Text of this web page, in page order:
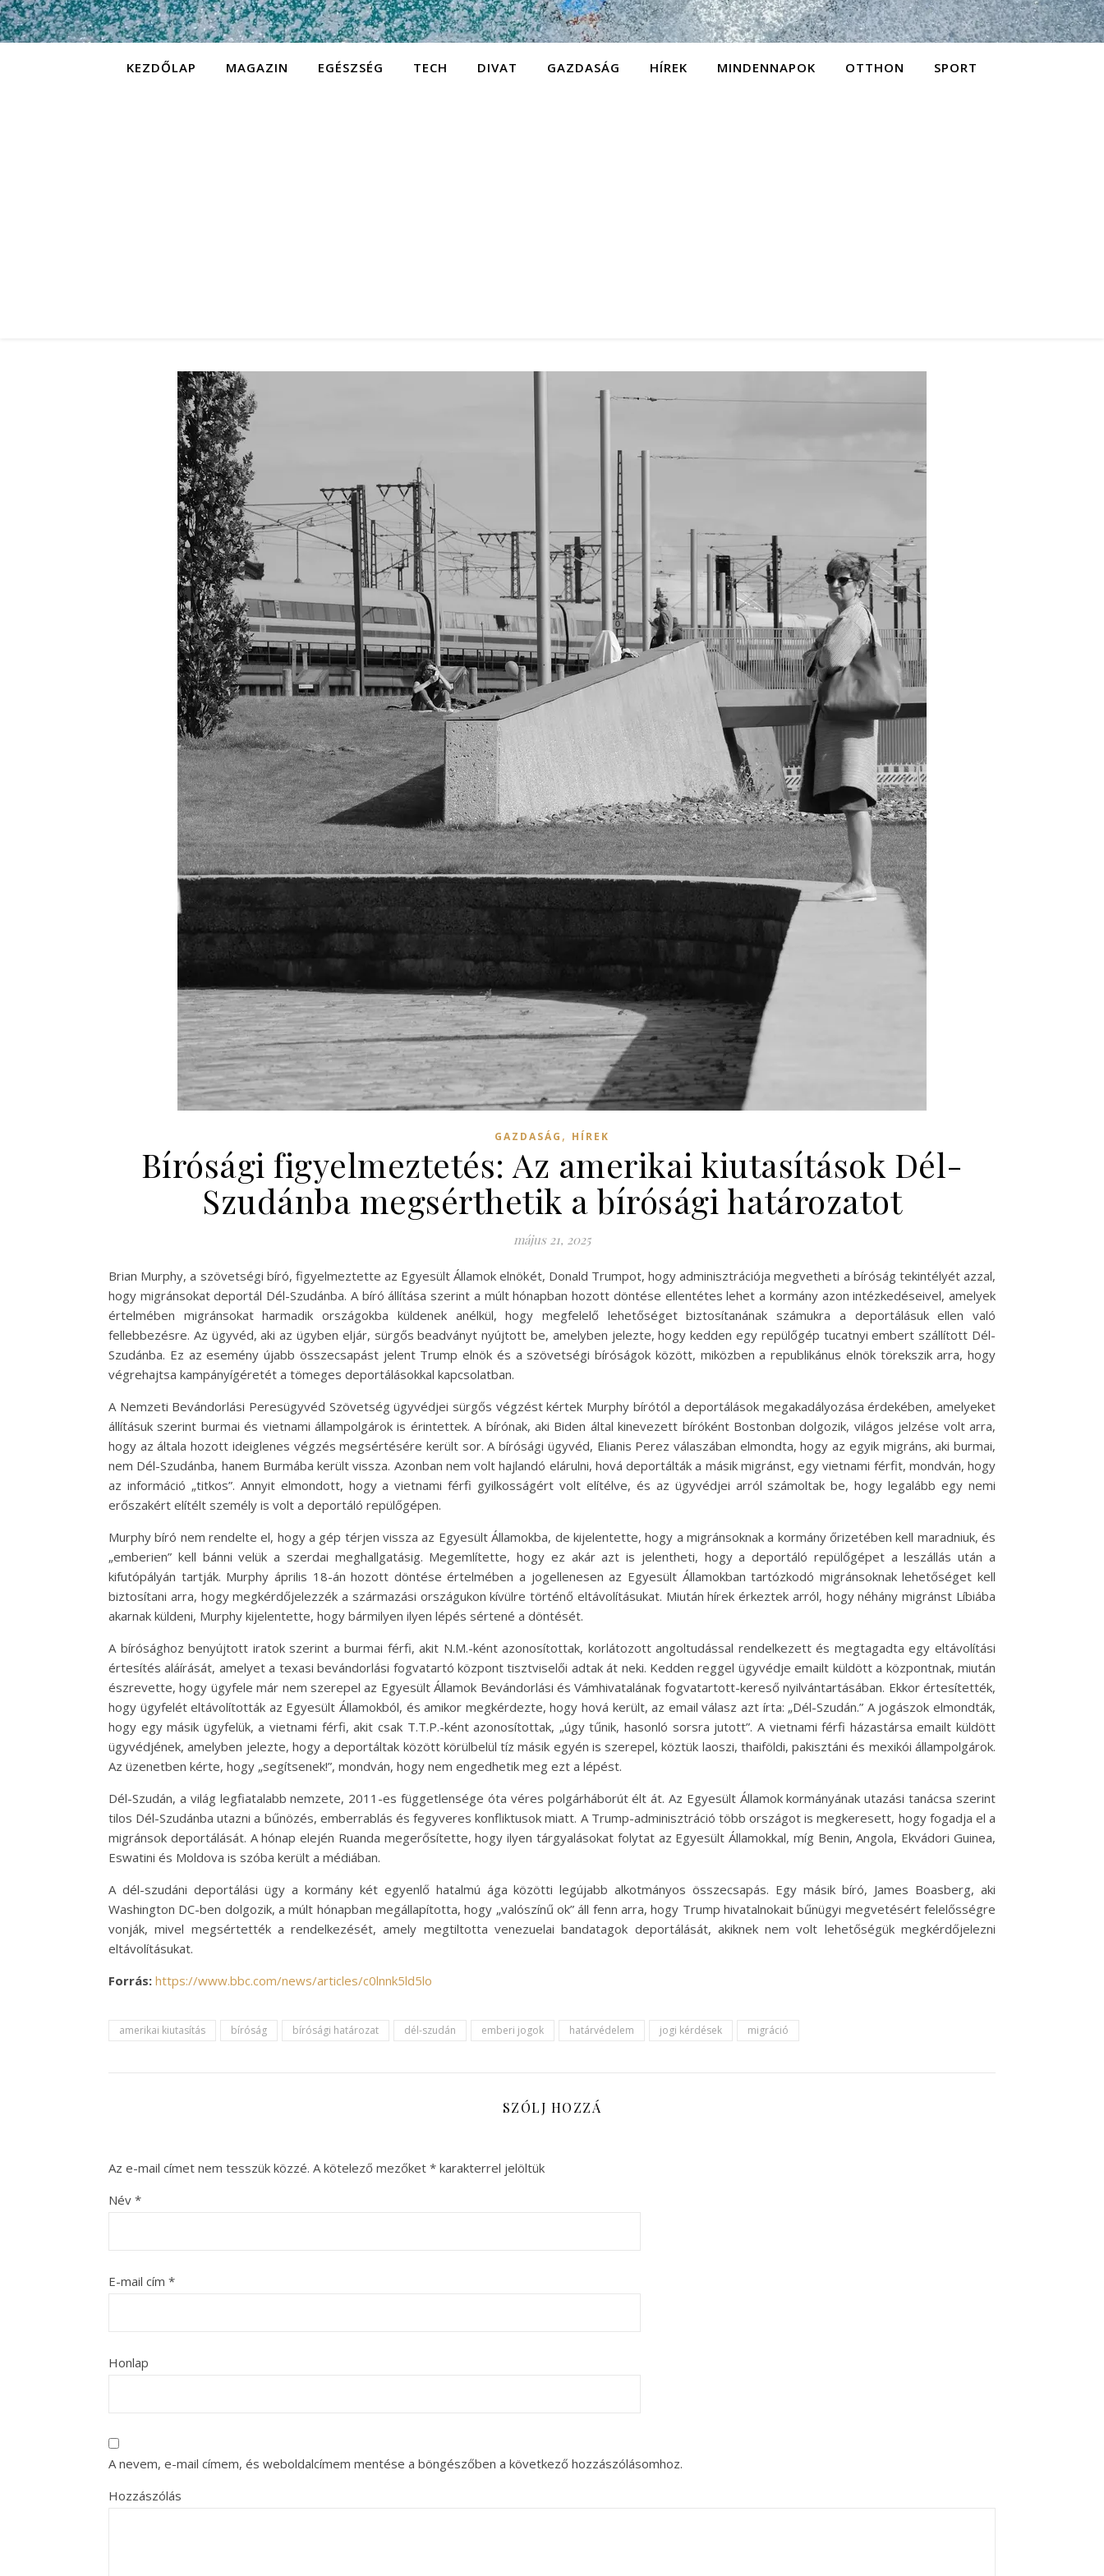
KEZDŐLAP MAGAZIN EGÉSZSÉG TECH DIVAT GAZDASÁG HÍREK MINDENNAPOK OTTHON SPORT
GAZDASÁG , HÍREK
Bírósági figyelmeztetés: Az amerikai kiutasítások Dél-
Szudánba megsérthetik a bírósági határozatot
május 21, 2025
Brian Murphy, a szövetségi bíró, figyelmeztette az Egyesült Államok elnökét, Donald Trumpot, hogy adminisztrációja megvetheti a bíróság tekintélyét azzal,
hogy migránsokat deportál Dél-Szudánba. A bíró állítása szerint a múlt hónapban hozott döntése ellentétes lehet a kormány azon intézkedéseivel, amelyek
értelmében migránsokat harmadik országokba küldenek anélkül, hogy megfelelő lehetőséget biztosítanának számukra a deportálásuk ellen való
fellebbezésre. Az ügyvéd, aki az ügyben eljár, sürgős beadványt nyújtott be, amelyben jelezte, hogy kedden egy repülőgép tucatnyi embert szállított Dél-
Szudánba. Ez az esemény újabb összecsapást jelent Trump elnök és a szövetségi bíróságok között, miközben a republikánus elnök törekszik arra, hogy
végrehajtsa kampányígéretét a tömeges deportálásokkal kapcsolatban.
A Nemzeti Bevándorlási Peresügyvéd Szövetség ügyvédjei sürgős végzést kértek Murphy bírótól a deportálások megakadályozása érdekében, amelyeket
állításuk szerint burmai és vietnami állampolgárok is érintettek. A bírónak, aki Biden által kinevezett bíróként Bostonban dolgozik, világos jelzése volt arra,
hogy az általa hozott ideiglenes végzés megsértésére került sor. A bírósági ügyvéd, Elianis Perez válaszában elmondta, hogy az egyik migráns, aki burmai,
nem Dél-Szudánba, hanem Burmába került vissza. Azonban nem volt hajlandó elárulni, hová deportálták a másik migránst, egy vietnami férfit, mondván, hogy
az információ „titkos”. Annyit elmondott, hogy a vietnami férfi gyilkosságért volt elítélve, és az ügyvédjei arról számoltak be, hogy legalább egy nemi
erőszakért elítélt személy is volt a deportáló repülőgépen.
Murphy bíró nem rendelte el, hogy a gép térjen vissza az Egyesült Államokba, de kijelentette, hogy a migránsoknak a kormány őrizetében kell maradniuk, és
„emberien” kell bánni velük a szerdai meghallgatásig. Megemlítette, hogy ez akár azt is jelentheti, hogy a deportáló repülőgépet a leszállás után a
kifutópályán tartják. Murphy április 18-án hozott döntése értelmében a jogellenesen az Egyesült Államokban tartózkodó migránsoknak lehetőséget kell
biztosítani arra, hogy megkérdőjelezzék a származási országukon kívülre történő eltávolításukat. Miután hírek érkeztek arról, hogy néhány migránst Líbiába
akarnak küldeni, Murphy kijelentette, hogy bármilyen ilyen lépés sértené a döntését.
A bírósághoz benyújtott iratok szerint a burmai férfi, akit N.M.-ként azonosítottak, korlátozott angoltudással rendelkezett és megtagadta egy eltávolítási
értesítés aláírását, amelyet a texasi bevándorlási fogvatartó központ tisztviselői adtak át neki. Kedden reggel ügyvédje emailt küldött a központnak, miután
észrevette, hogy ügyfele már nem szerepel az Egyesült Államok Bevándorlási és Vámhivatalának fogvatartott-kereső nyilvántartásában. Ekkor értesítették,
hogy ügyfelét eltávolították az Egyesült Államokból, és amikor megkérdezte, hogy hová került, az email válasz azt írta: „Dél-Szudán.” A jogászok elmondták,
hogy egy másik ügyfelük, a vietnami férfi, akit csak T.T.P.-ként azonosítottak, „úgy tűnik, hasonló sorsra jutott”. A vietnami férfi házastársa emailt küldött
ügyvédjének, amelyben jelezte, hogy a deportáltak között körülbelül tíz másik egyén is szerepel, köztük laoszi, thaiföldi, pakisztáni és mexikói állampolgárok.
Az üzenetben kérte, hogy „segítsenek!”, mondván, hogy nem engedhetik meg ezt a lépést.
Dél-Szudán, a világ legfiatalabb nemzete, 2011-es függetlensége óta véres polgárháborút élt át. Az Egyesült Államok kormányának utazási tanácsa szerint
tilos Dél-Szudánba utazni a bűnözés, emberrablás és fegyveres konfliktusok miatt. A Trump-adminisztráció több országot is megkeresett, hogy fogadja el a
migránsok deportálását. A hónap elején Ruanda megerősítette, hogy ilyen tárgyalásokat folytat az Egyesült Államokkal, míg Benin, Angola, Ekvádori Guinea,
Eswatini és Moldova is szóba került a médiában.
A dél-szudáni deportálási ügy a kormány két egyenlő hatalmú ága közötti legújabb alkotmányos összecsapás. Egy másik bíró, James Boasberg, aki
Washington DC-ben dolgozik, a múlt hónapban megállapította, hogy „valószínű ok” áll fenn arra, hogy Trump hivatalnokait bűnügyi megvetésért felelősségre
vonják, mivel megsértették a rendelkezését, amely megtiltotta venezuelai bandatagok deportálását, akiknek nem volt lehetőségük megkérdőjelezni
eltávolításukat.
Forrás: https://www.bbc.com/news/articles/c0lnnk5ld5lo
amerikai kiutasítás bíróság bírósági határozat dél-szudán emberi jogok határvédelem jogi kérdések migráció
SZÓLJ HOZZÁ
Az e-mail címet nem tesszük közzé. A kötelező mezőket * karakterrel jelöltük
Név *
E-mail cím *
Honlap
A nevem, e-mail címem, és weboldalcímem mentése a böngészőben a következő hozzászólásomhoz.
Hozzászólás